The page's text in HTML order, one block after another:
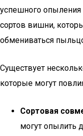
успешного опыления
сортов вишни,
обмениваться
Существует
которые могут
Сортовая
могут опылить